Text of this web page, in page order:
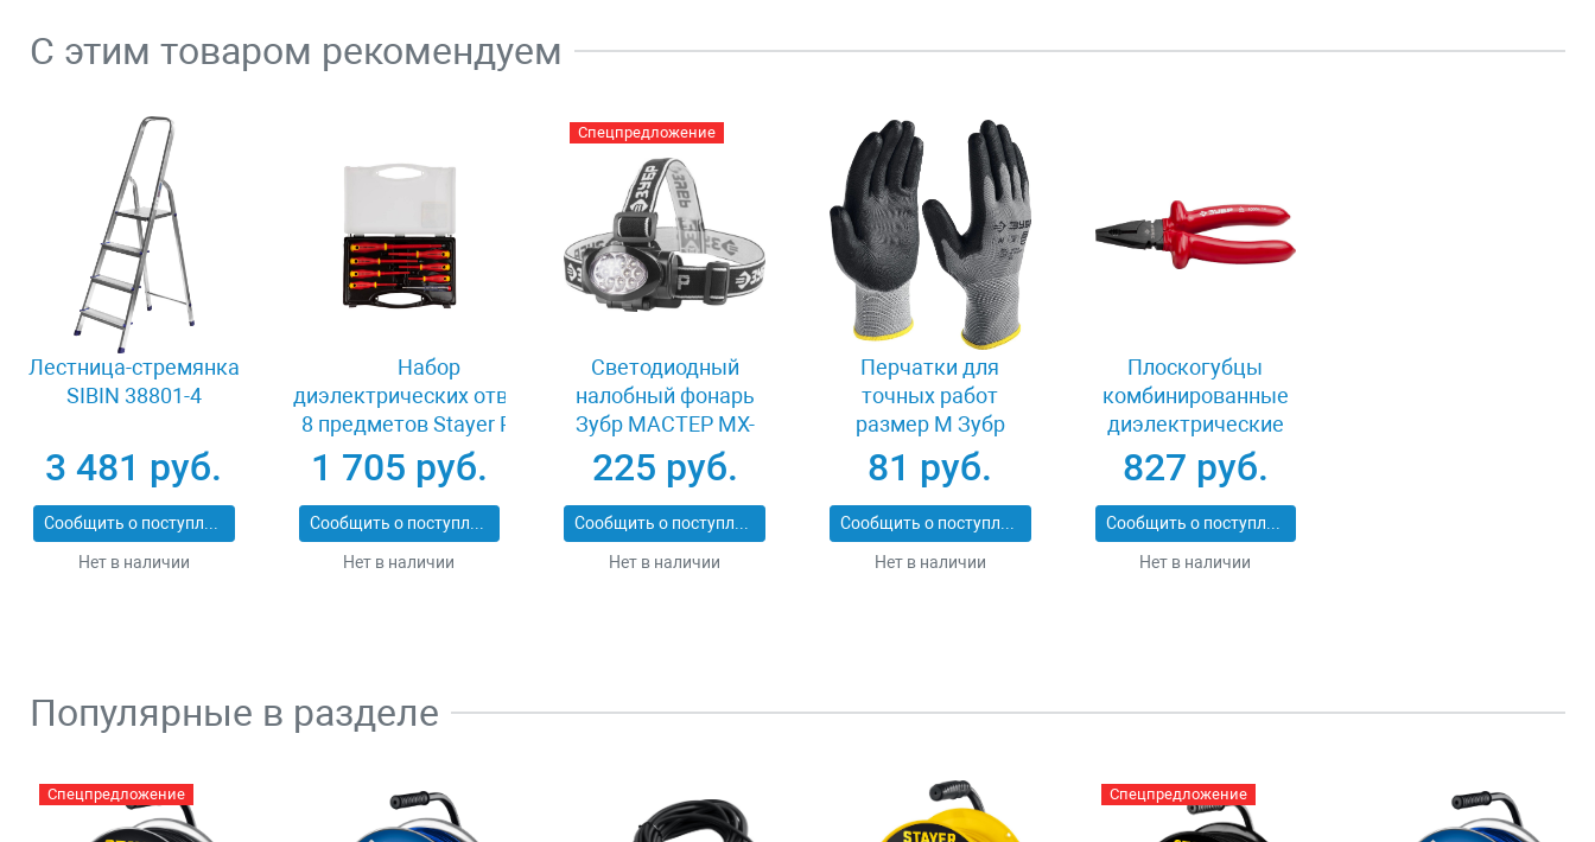
С этим товаром рекомендуем
Лестница-стремянка
SIBIN 38801-4
3 481 руб.
Сообщить о поступлении
Нет в наличии
Набор
диэлектрических отверток
8 предметов Stayer PROFI
ELECTRO 25145-H8_z01
1 705 руб.
Сообщить о поступлении
Нет в наличии
Спецпредложение
Светодиодный
налобный фонарь
Зубр МАСТЕР MX-
100 56438
225 руб.
Сообщить о поступлении
Нет в наличии
Перчатки для
точных работ
размер M Зубр
11275-M_z01
81 руб.
Сообщить о поступлении
Нет в наличии
Плоскогубцы
комбинированные
диэлектрические
180 мм Зубр
МАСТЕР ЭЛЕКТРИК
2214-1-18_z02
827 руб.
Сообщить о поступлении
Нет в наличии
Популярные в разделе
Спецпредложение Спецпредложение